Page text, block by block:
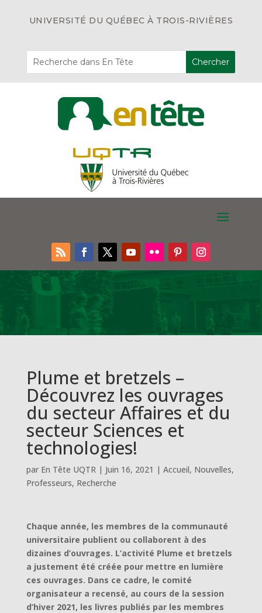
UNIVERSITÉ DU QUÉBEC À TROIS-RIVIÈRES
Plume et bretzels –
Découvrez les ouvrages
du secteur Affaires et du
secteur Sciences et
technologies!
par En Tête UQTR| Juin 16, 2021 | Accueil, Nouvelles,
Professeurs, Recherche
Chaque année, les membres de la communauté
universitaire publient ou collaborent à des
dizaines d’ouvrages. L’activité Plume et bretzels
a justement été créée pour mettre en lumière
ces ouvrages. Dans ce cadre, le comité
organisateur a recensé, au cours de la session
d’hiver 2021, les livres publiés par les membres